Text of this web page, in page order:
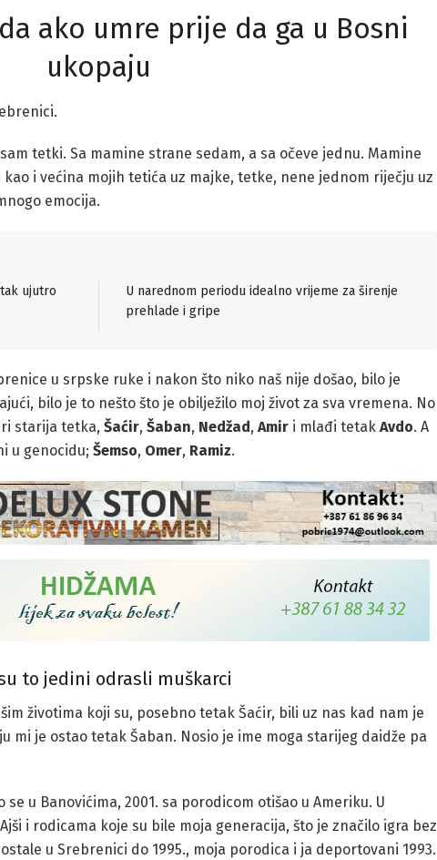
ako umre prije da ga u Bosni
ukopaju
tetki. Sa mamine strane sedam, a sa očeve jednu. Mamine
i većina mojih tetića uz majke, tetke, nene jednom riječju uz
emocija.
ujutro
U narednom periodu idealno vrijeme za širenje
prehlade i gripe
u srpske ruke i nakon što niko naš nije došao, bilo je
bilo je to nešto što je obilježilo moj život za sva vremena. No
starija tetka, Šaćir, Šaban, Nedžad, Amir i mlađi tetak Avdo. A
u genocidu; Šemso, Omer, Ramiz.
to jedini odrasli muškarci
životima koji su, posebno tetak Šaćir, bili uz nas kad nam je
mi je ostao tetak Šaban. Nosio je ime moga starijeg daidže pa
se u Banovićima, 2001. sa porodicom otišao u Ameriku. U
i rodicama koje su bile moja generacija, što je značilo igra bez
u Srebrenici do 1995., moja porodica i ja deportovani 1993.